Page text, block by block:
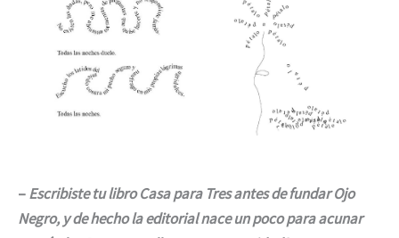
–Escribiste tu libro Casa para Tres antes de fundar Ojo
Negro, y de hecho la editorial nace un poco para acunar